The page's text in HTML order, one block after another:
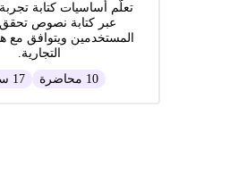
تعلّم أساسيات كتابة
عبر كتابة نصوص
المستخدمين ويتوافق مع
التجارية.
10 محاضرة
17 ساعة